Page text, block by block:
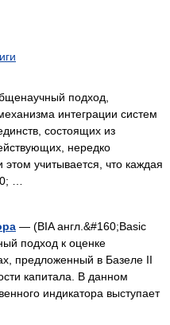
подход,
интеграции систем
состоящих из
нередко
учитывается, что каждая
…
— (BIA англ.&#160;Basic
подход к оценке
предложенный в Базеле II
капитала. В данном
индикатора выступает